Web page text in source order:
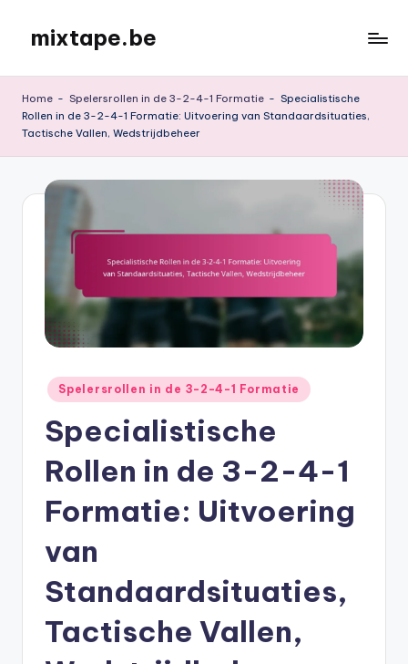
content
mixtape.be
Home - Spelersrollen in de 3-2-4-1 Formatie - Specialistische
Rollen in de 3-2-4-1 Formatie: Uitvoering van Standaardsituaties,
Tactische Vallen, Wedstrijdbeheer
Posted
in
Spelersrollen in de 3-2-4-1 Formatie
Specialistische
Rollen in de 3-2-4-1
Formatie: Uitvoering
van
Standaardsituaties,
Tactische Vallen,